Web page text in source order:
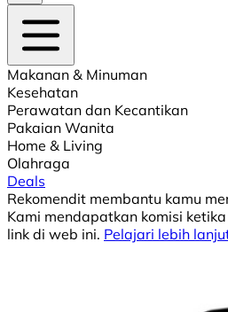
Makanan & Minuman
Kesehatan
Perawatan dan Kecantikan
Pakaian Wanita
Home & Living
Olahraga
Deals
Rekomendit membantu kamu
Kami mendapatkan komisi
link di web ini. Pelajari lebih